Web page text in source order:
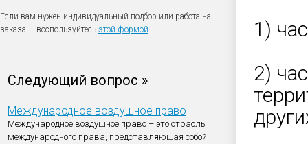
Если вам нужен индивидуальный подбор или работа на
заказа — воспользуйтесь этой формой.
Следующий вопрос »
Международное воздушное право
Международное воздушное право – это отрасль
международного права, представляющая собой
1)
2)